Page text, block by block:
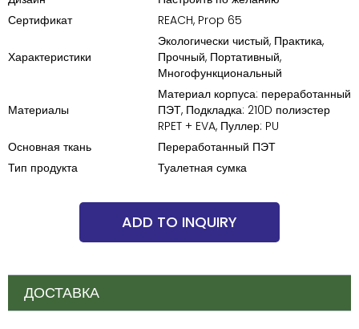
Сертификат
REACH, Prop 65
Характеристики
Экологически чистый, Практика,
Прочный, Портативный,
Многофункциональный
Материалы
Материал корпуса: переработанный
ПЭТ, Подкладка: 210D полиэстер
RPET + EVA, Пуллер: PU
Основная ткань
Переработанный ПЭТ
Тип продукта
Туалетная сумка
ADD TO INQUIRY
ДОСТАВКА